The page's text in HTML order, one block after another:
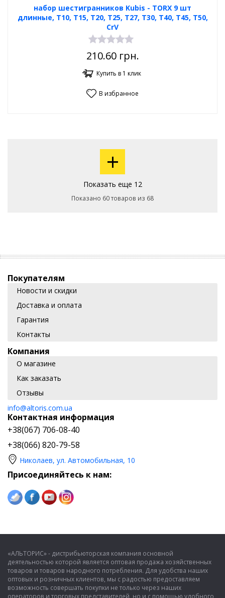
набор шестигранников Kubis - TORX 9 шт
длинные, T10, T15, T20, T25, T27, T30, T40, T45, T50,
CrV
210.60грн.
Купить в 1 клик
В избранное
+
Показать еще 12
Показано 60 товаров из 68
Покупателям
Новости и скидки
Доставка и оплата
Гарантия
Контакты
Компания
О магазине
Как заказать
Отзывы
info@altoris.com.ua
Контактная информация
+38(067) 706-08-40
+38(066) 820-79-58
Николаев, ул. Автомобильная, 10
Присоединяйтесь к нам:
«АЛЬТОРИС» - дистрибьюторская компания основной
деятельностью которой является оптовая продажа хозяйственных
товаров и товаров народного потребления. Для удобства наших
оптовых и розничных клиентов, мы с радостью предоставляем
возможность совершать покупки не только через наших
операторов и торговых представителей, но и с помощью удобного